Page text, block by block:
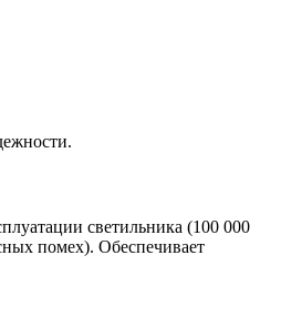
светильника (100 000
помех). Обеспечивает